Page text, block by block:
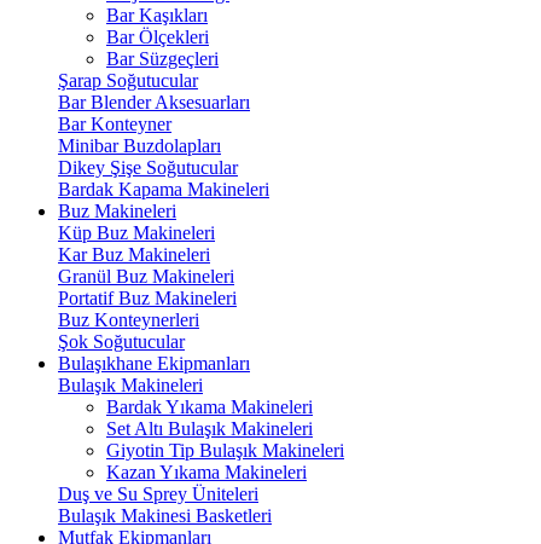
Bar Kaşıkları
Bar Ölçekleri
Bar Süzgeçleri
Şarap Soğutucular
Bar Blender Aksesuarları
Bar Konteyner
Minibar Buzdolapları
Dikey Şişe Soğutucular
Bardak Kapama Makineleri
Buz Makineleri
Küp Buz Makineleri
Kar Buz Makineleri
Granül Buz Makineleri
Portatif Buz Makineleri
Buz Konteynerleri
Şok Soğutucular
Bulaşıkhane Ekipmanları
Bulaşık Makineleri
Bardak Yıkama Makineleri
Set Altı Bulaşık Makineleri
Giyotin Tip Bulaşık Makineleri
Kazan Yıkama Makineleri
Duş ve Su Sprey Üniteleri
Bulaşık Makinesi Basketleri
Mutfak Ekipmanları